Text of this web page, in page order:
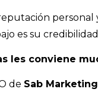
es su
les conviene
de Sab